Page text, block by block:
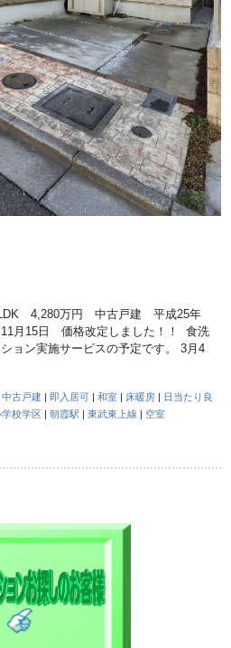
4,280万円 中古戸建 平成25年
月15日 価格改定しました！！ 食洗
ョン実施サービスの予定です。 3月4
|中古戸建 即入居可 |和室 床暖房
日当たり良
校学区 |朝霞駅 |東武東上線 空室